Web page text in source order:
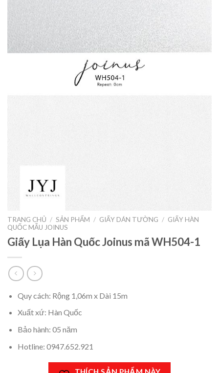
TRANG CHỦ / SẢN PHẨM / GIẤY DÁN TƯỜNG / GIẤY HÀN
QUỐC MẪU JOINUS
Giấy Lụa Hàn Quốc Joinus mã WH504-1
Quy cách: Rộng 1,06m x Dài 15m
Xuất xứ: Hàn Quốc
Bảo hành: 05 năm
Hotline: 0947.652.921